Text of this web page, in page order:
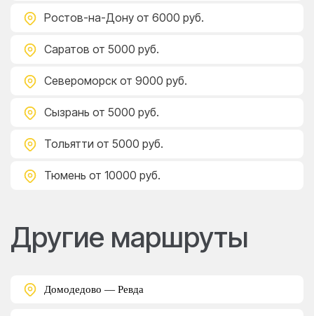
Ростов-на-Дону от 6000 руб.
Саратов от 5000 руб.
Североморск от 9000 руб.
Сызрань от 5000 руб.
Тольятти от 5000 руб.
Тюмень от 10000 руб.
Другие маршруты
Домодедово — Ревда